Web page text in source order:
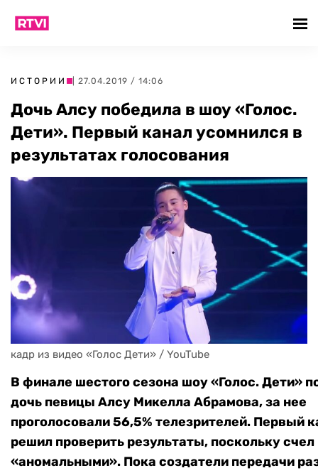
ИСТОРИИ | 27.04.2019 / 14:06
Дочь Алсу победила в шоу «Голос.
Дети». Первый канал усомнился в
результатах голосования
кадр из видео «Голос Дети» / YouTube
В финале шестого сезона шоу «Голос. Дети»
дочь певицы Алсу Микелла Абрамова, за нее
проголосовали 56,5% телезрителей. Первый
решил проверить результаты, поскольку счел
«аномальными». Пока создатели передачи